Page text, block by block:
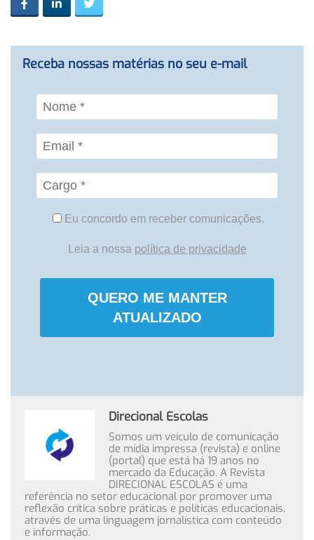
Receba nossas matérias no seu e-mail
Eu concordo em receber comunicações.
Leia a nossa política de privacidade
QUERO ME MANTER
ATUALIZADO
Direcional Escolas
Somos um veículo de comunicação
de mídia impressa (revista) e online
(portal) que está há 19 anos no
mercado da Educação. A Revista
DIRECIONAL ESCOLAS é uma
referência no setor educacional por promover uma
reflexão crítica sobre práticas e políticas educacionais,
através de uma linguagem jornalística com conteúdo
e informação.